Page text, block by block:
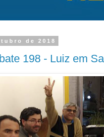
de 2018
198 - Luiz em